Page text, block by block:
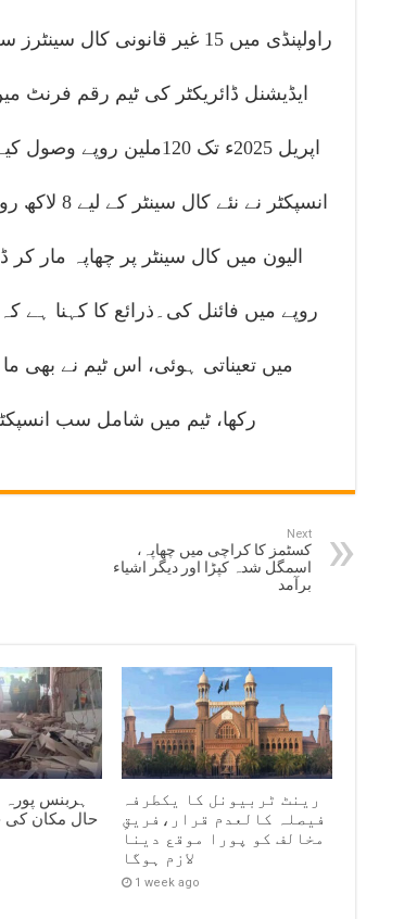
اپریل 2025ء تک
انسپکٹر
رکھا، ٹیم میں شامل سب
Next
کسٹمز کا کراچی میں چھاپہ،
اسمگل شدہ کپڑا اور دیگر اشیاء
برآمد
ہربنس پورہ
رینٹ ٹربیونل کا یکطرفہ
فیصلہ کالعدم قرار،فریقِ
مخالف کو پورا موقع دینا
لازم ہوگا
1 week ago